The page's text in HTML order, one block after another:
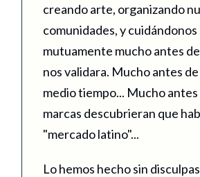
creando arte, organizando
comunidades, y cuidándonos
mutuamente mucho antes
nos validara. Mucho antes
medio tiempo... Mucho antes
marcas descubrieran que
"mercado latino"...
Lo hemos hecho sin